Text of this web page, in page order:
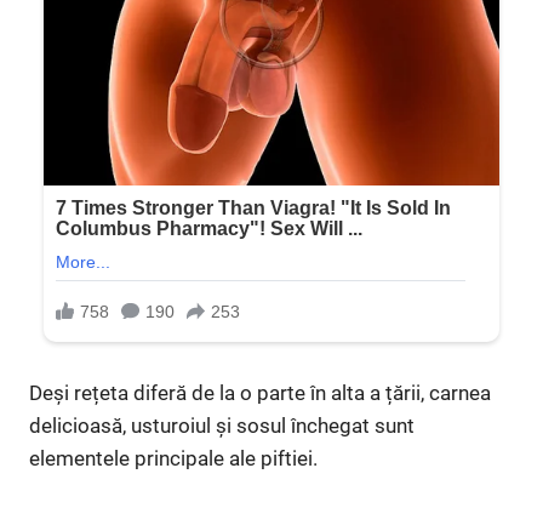
Deși rețeta diferă de la o parte în alta a țării, carnea
delicioasă, usturoiul și sosul închegat sunt
elementele principale ale piftiei.